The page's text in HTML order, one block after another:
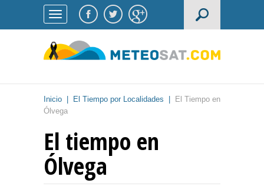
Inicio El Tiempo por Localidades
El Tiempo en
Ólvega
El tiempo en
Ólvega